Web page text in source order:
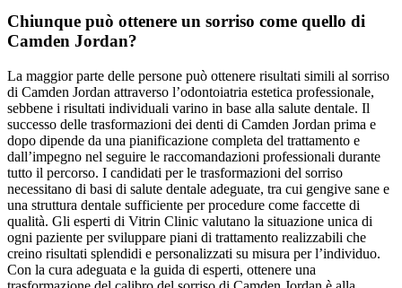
Chiunque può ottenere un sorriso come quello di
Camden Jordan?
La maggior parte delle persone può ottenere risultati simili al sorriso
di Camden Jordan attraverso l’odontoiatria estetica professionale,
sebbene i risultati individuali varino in base alla salute dentale. Il
successo delle trasformazioni dei denti di Camden Jordan prima e
dopo dipende da una pianificazione completa del trattamento e
dall’impegno nel seguire le raccomandazioni professionali durante
tutto il percorso. I candidati per le trasformazioni del sorriso
necessitano di basi di salute dentale adeguate, tra cui gengive sane e
una struttura dentale sufficiente per procedure come faccette di
qualità. Gli esperti di Vitrin Clinic valutano la situazione unica di
ogni paziente per sviluppare piani di trattamento realizzabili che
creino risultati splendidi e personalizzati su misura per l’individuo.
Con la cura adeguata e la guida di esperti, ottenere una